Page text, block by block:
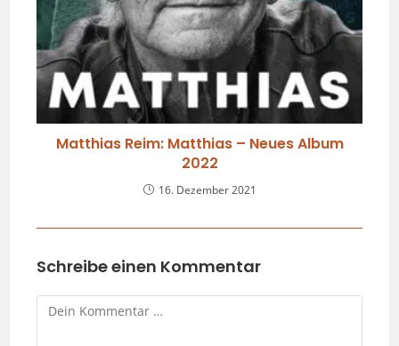
Matthias Reim: Matthias – Neues Album
2022
16. Dezember 2021
Schreibe einen Kommentar